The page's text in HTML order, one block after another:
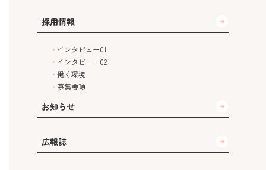
採用情報
インタビュー01
インタビュー02
働く環境
募集要項
お知らせ
広報誌